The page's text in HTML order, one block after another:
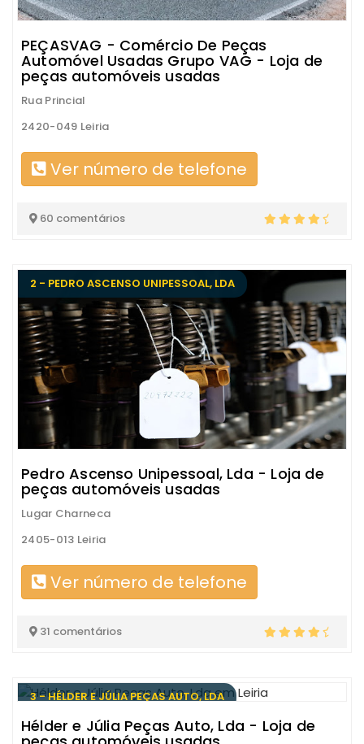
PEÇASVAG - Comércio De Peças
Automóvel Usadas Grupo VAG - Loja de
peças automóveis usadas
Rua Princial
2420-049 Leiria
Ver número de telefone
60 comentários
2 - PEDRO ASCENSO UNIPESSOAL, LDA
Pedro Ascenso Unipessoal, Lda - Loja de
peças automóveis usadas
Lugar Charneca
2405-013 Leiria
Ver número de telefone
31 comentários
3 - HÉLDER E JÚLIA PEÇAS AUTO, LDA
Hélder e Júlia Peças Auto, Lda - Loja de